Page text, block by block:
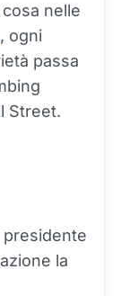
nelle
, ogni
passa
Street.
presidente
la